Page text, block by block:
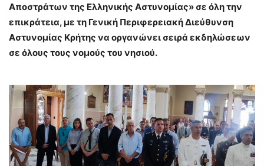
Αποστράτων της Ελληνικής Αστυνομίας» σε όλη την
επικράτεια, με τη Γενική Περιφερειακή Διεύθυνση
Αστυνομίας Κρήτης να οργανώνει σειρά εκδηλώσεων
σε όλους τους νομούς του νησιού.